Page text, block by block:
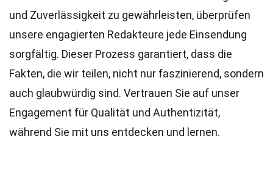
und Zuverlässigkeit zu gewährleisten, überprüfen
unsere engagierten Redakteure jede Einsendung
sorgfältig. Dieser Prozess garantiert, dass die
Fakten, die wir teilen, nicht nur faszinierend, sondern
auch glaubwürdig sind. Vertrauen Sie auf unser
Engagement für Qualität und Authentizität,
während Sie mit uns entdecken und lernen.